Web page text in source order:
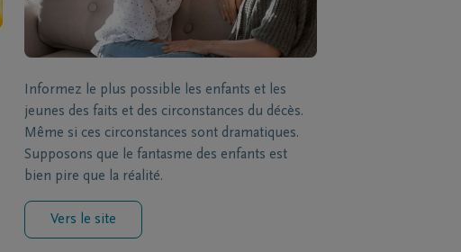
Informez le plus possible les enfants et les
jeunes des faits et des circonstances du décès.
Même si ces circonstances sont dramatiques.
Supposons que le fantasme des enfants est
bien pire que la réalité.
Vers le site